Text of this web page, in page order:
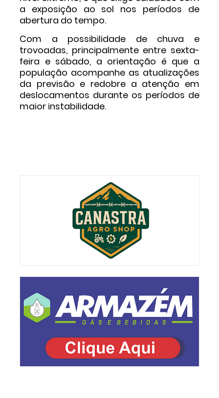
a exposição ao sol nos períodos de
abertura do tempo.
Com a possibilidade de chuva e
trovoadas, principalmente entre sexta-
feira e sábado, a orientação é que a
população acompanhe as atualizações
da previsão e redobre a atenção em
deslocamentos durante os períodos de
maior instabilidade.